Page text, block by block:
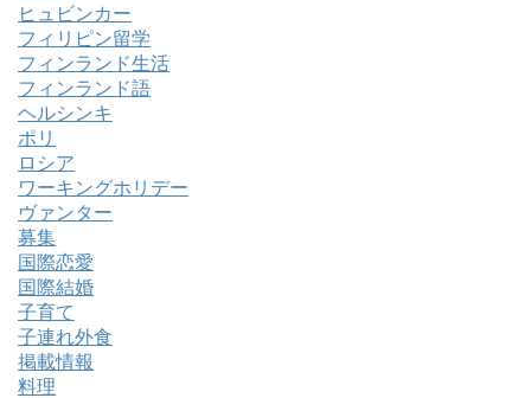
ヒュビンカー
フィリピン留学
フィンランド生活
フィンランド語
ヘルシンキ
ポリ
ロシア
ワーキングホリデー
ヴァンター
募集
国際恋愛
国際結婚
子育て
子連れ外食
掲載情報
料理